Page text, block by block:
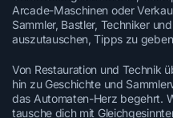
Arcade-Maschinen oder
Sammler, Bastler, Techniker
auszutauschen, Tipps zu
Von Restauration und Technik
hin zu Geschichte und
das Automaten-Herz begehrt.
tausche dich mit